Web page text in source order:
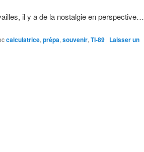
il y a de la nostalgie en perspective…
calculatrice, prépa, souvenir, TI-89 | Laisser un